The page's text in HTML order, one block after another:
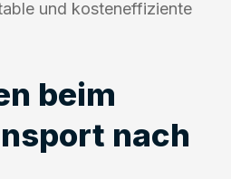
und kosteneffiziente
beim
nach